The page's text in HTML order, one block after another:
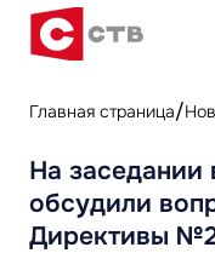
Главная страница
На
обсудили
Директивы